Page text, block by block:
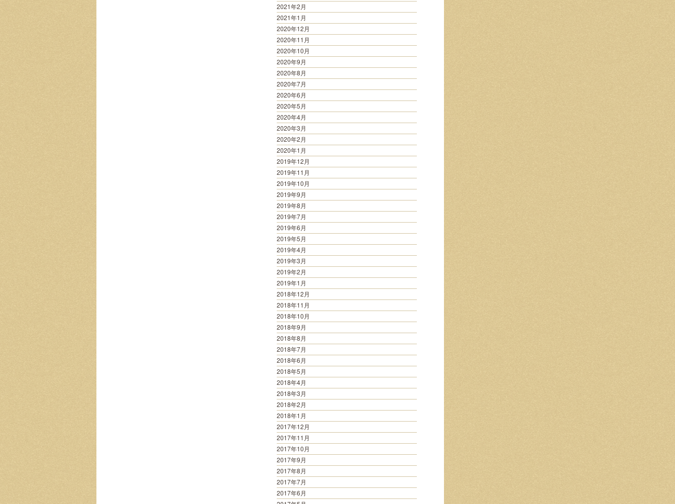
2021年2月
2021年1月
2020年12月
2020年11月
2020年10月
2020年9月
2020年8月
2020年7月
2020年6月
2020年5月
2020年4月
2020年3月
2020年2月
2020年1月
2019年12月
2019年11月
2019年10月
2019年9月
2019年8月
2019年7月
2019年6月
2019年5月
2019年4月
2019年3月
2019年2月
2019年1月
2018年12月
2018年11月
2018年10月
2018年9月
2018年8月
2018年7月
2018年6月
2018年5月
2018年4月
2018年3月
2018年2月
2018年1月
2017年12月
2017年11月
2017年10月
2017年9月
2017年8月
2017年7月
2017年6月